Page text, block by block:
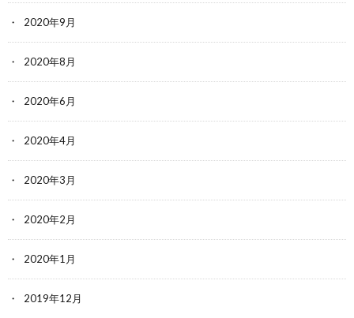
2020年9月
2020年8月
2020年6月
2020年4月
2020年3月
2020年2月
2020年1月
2019年12月